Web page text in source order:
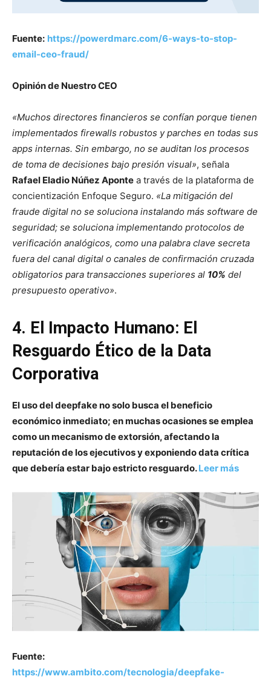
Fuente: https://powerdmarc.com/6-ways-to-stop-
email-ceo-fraud/
Opinión de Nuestro CEO
«Muchos directores financieros se confían porque tienen
implementados firewalls robustos y parches en todas sus
apps internas. Sin embargo, no se auditan los procesos
de toma de decisiones bajo presión visual», señala
Rafael Eladio Núñez Aponte a través de la plataforma de
concientización Enfoque Seguro. «La mitigación del
fraude digital no se soluciona instalando más software de
seguridad; se soluciona implementando protocolos de
verificación analógicos, como una palabra clave secreta
fuera del canal digital o canales de confirmación cruzada
obligatorios para transacciones superiores al 10% del
presupuesto operativo».
4. El Impacto Humano: El
Resguardo Ético de la Data
Corporativa
El uso del deepfake no solo busca el beneficio
económico inmediato; en muchas ocasiones se emplea
como un mecanismo de extorsión, afectando la
reputación de los ejecutivos y exponiendo data crítica
que debería estar bajo estricto resguardo.Leer más
Fuente:
https://www.ambito.com/tecnologia/deepfake-